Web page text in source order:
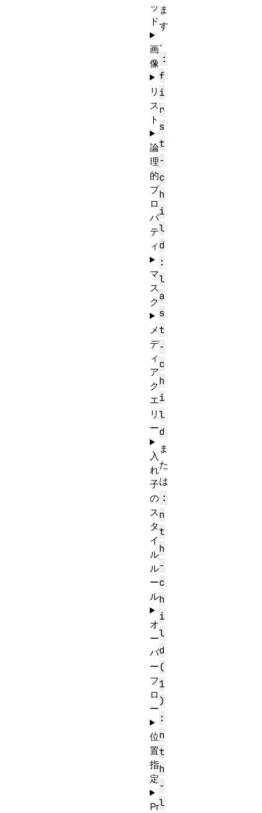
ま
す
。
:
f
i
r
s
t
-
c
h
i
l
d
:
l
a
s
t
-
c
h
i
l
d
ま
た
は
:
n
t
h
-
c
h
i
l
d
(
1
)
:
n
t
h
-
l
ッ
ド
画
像
リ
ス
ト
論
理
的
プ
ロ
パ
テ
ィ
マ
ス
ク
メ
デ
ィ
ア
ク
エ
リ
ー
入
れ
子
の
ス
タ
イ
ル
ル
ー
ル
オ
ー
バ
ー
フ
ロ
ー
位
置
指
定
Pr